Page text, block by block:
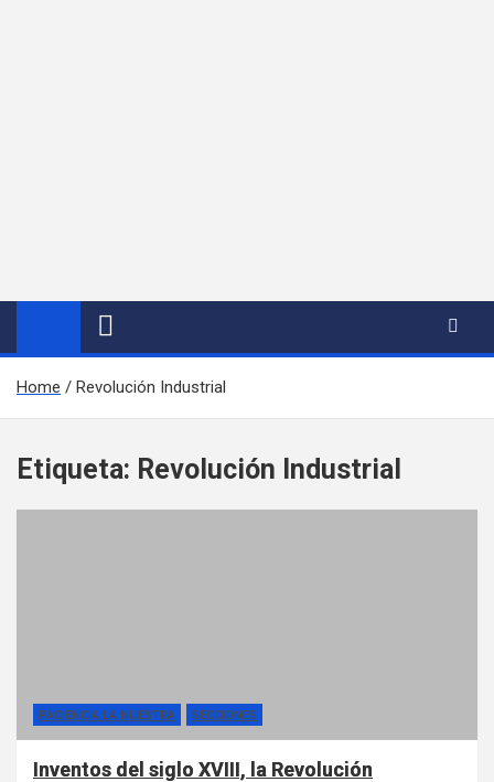
Home Revolución Industrial
Etiqueta: Revolución Industrial
PACIENCIA LA NUESTRA SECCIONES
Inventos del siglo XVIII, la Revolución